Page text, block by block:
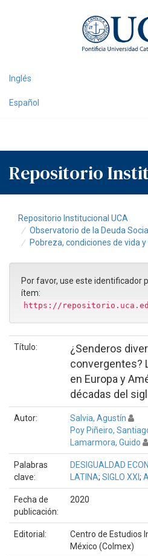
Inglés
Español
Repositorio
Repositorio Institucional UCA
Observatorio de la Deuda
Pobreza, condiciones de vida
Por favor, use este identificador
ítem:
https://
Título:
¿Senderos
convergentes?
en Europa y
décadas del
Autor:
Salvia, Agustín
Poy Piñeiro,
Lamarmora, Guido
Palabras
clave:
DESIGUALDAD
LATINA; SIGLO XXI ;
Fecha de
publicación:
2020
Editorial:
Centro de Estudios
México (Colmex)